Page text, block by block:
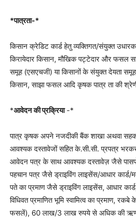
*पात्रता-*
किसान क्रेडिट कार्ड हेतु व्यक्तिगत/संयुक्त
किरायेदार किसान, मौखिक पट्टेदार और फसल
समूह (एसएचजी) या किसानों के संयुक्त देयता
किसान, साझा फसल आदि कृषक पात्र ता की
*आवेदन की प्रक्रिया-*
पात्र कृषक अपने नजदीकी बैंक शाखा अथवा
आवश्यक दस्तावेजों सहित के.सी.सी. प्रपत्र
आवेदन पत्र के साथ आवश्यक दस्तावेज़ जैसे
पहचान पत्र जैसे ड्राइविंग लाइसेंस/आधार कार्ड/
पते का प्रमाण जैसे ड्राइविंग लाइसेंस, आधार कार्ड,
विधिवत प्रमाणित भूमि स्वामित्व का प्रमाण,
फसलें), 60 लाख/3 लाख रुपये से अधिक की ऋण